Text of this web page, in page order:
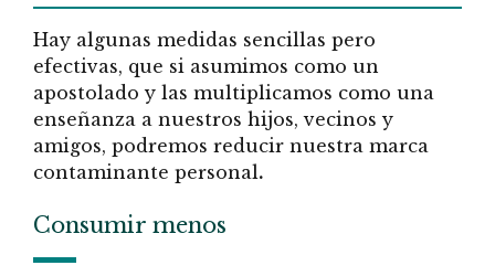
Hay algunas medidas sencillas pero
efectivas, que si asumimos como un
apostolado y las multiplicamos como una
enseñanza a nuestros hijos, vecinos y
amigos, podremos reducir nuestra marca
contaminante personal.
Consumir menos